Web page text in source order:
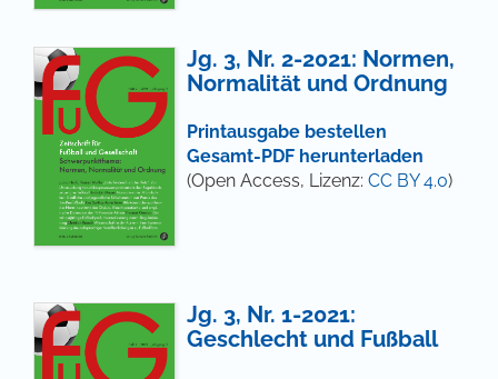
Jg. 3, Nr. 2-2021: Normen,
Normalität und Ordnung
Printausgabe bestellen
Gesamt-PDF herunterladen
(Open Access, Lizenz: CC BY 4.0)
Jg. 3, Nr. 1-2021:
Geschlecht und Fußball